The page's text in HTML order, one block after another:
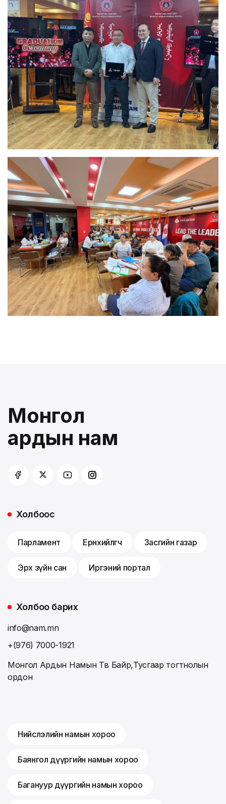
Монгол
ардын нам
Холбоос
Парламент Ерөнхийлөгч Засгийн газар
Эрх зүйн сан Иргэний портал
Холбоо барих
info@nam.mn
+(976) 7000-1921
Монгол Ардын Намын Төв Байр,Тусгаар тогтнолын
ордон
Нийслэлийн намын хороо
Баянгол дүүргийн намын хороо
Багануур дүүргийн намын хороо